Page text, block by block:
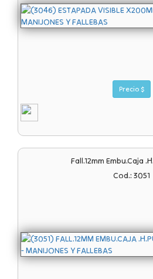
Precio $
Fall.12mm Embu.caja
Cod.: 3051